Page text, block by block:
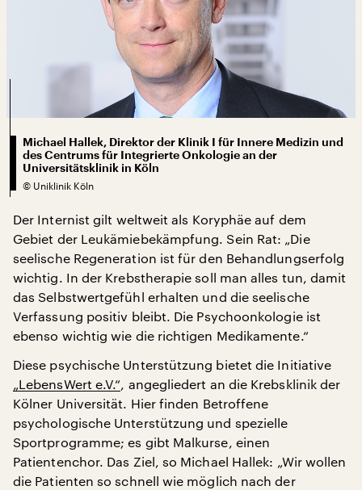
Michael Hallek, Direktor der Klinik I für Innere Medizin und
des Centrums für Integrierte Onkologie an der
Universitätsklinik in Köln
© Uniklinik Köln
Der Internist gilt weltweit als Koryphäe auf dem
Gebiet der Leukämiebekämpfung. Sein Rat: „Die
seelische Regeneration ist für den Behandlungserfolg
wichtig. In der Krebstherapie soll man alles tun, damit
das Selbstwertgefühl erhalten und die seelische
Verfassung positiv bleibt. Die Psychoonkologie ist
ebenso wichtig wie die richtigen Medikamente.“
Diese psychische Unterstützung bietet die Initiative
„LebensWert e.V.“, angegliedert an die Krebsklinik der
Kölner Universität. Hier finden Betroffene
psychologische Unterstützung und spezielle
Sportprogramme; es gibt Malkurse, einen
Patientenchor. Das Ziel, so Michael Hallek: „Wir wollen
die Patienten so schnell wie möglich nach der